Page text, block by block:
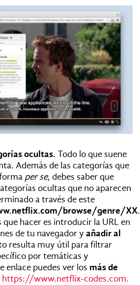
ocultas. Todo lo que suene
Además de las categorías que
per se, debes saber que
ocultas que no aparecen
a través de este
browse/genre/XX.
que hacer es introducir la URL en
de tu navegador y añadir al
resulta muy útil para filtrar
por temáticas y
enlace puedes ver los más de
https://www.netflix-codes.com.